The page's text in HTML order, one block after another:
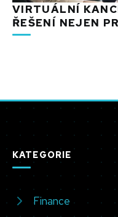
VIRTUÁLNÍ
ŘEŠENÍ NEJEN
KATEGORIE
Finance